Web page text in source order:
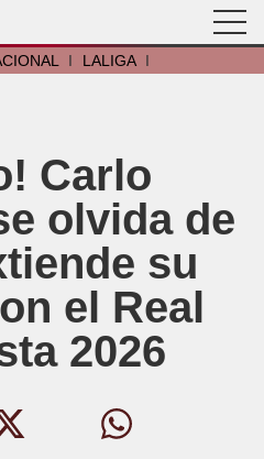
I LALIGA I
Carlo
olvida de
su
el Real
2026